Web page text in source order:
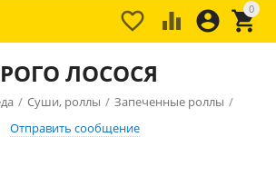
0


 
ЛОСОСЯ
/ Суши, роллы / Запеченные роллы /
Отправить сообщение